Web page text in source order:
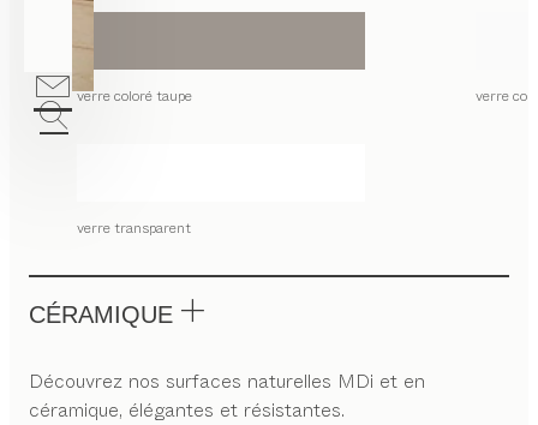
verre coloré taupe verre
verre transparent
CÉRAMIQUE
Découvrez nos surfaces naturelles MDi et en
céramique, élégantes et résistantes.